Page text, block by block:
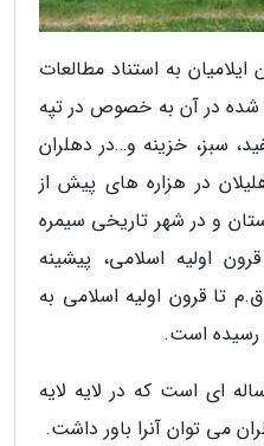
به استناد مطالعات
شده در آن به خصوص در تپه
سبز، خزینه و…در دهلران
در هزاره های پیش از
و در شهر تاریخی سیمره
اولیه اسلامی، پیشینه
تا قرون اولیه اسلامی به
رسیده است.
مهد تمدن 10هزارساله ای است که در لایه لایه
می توان آنرا باور داشت.